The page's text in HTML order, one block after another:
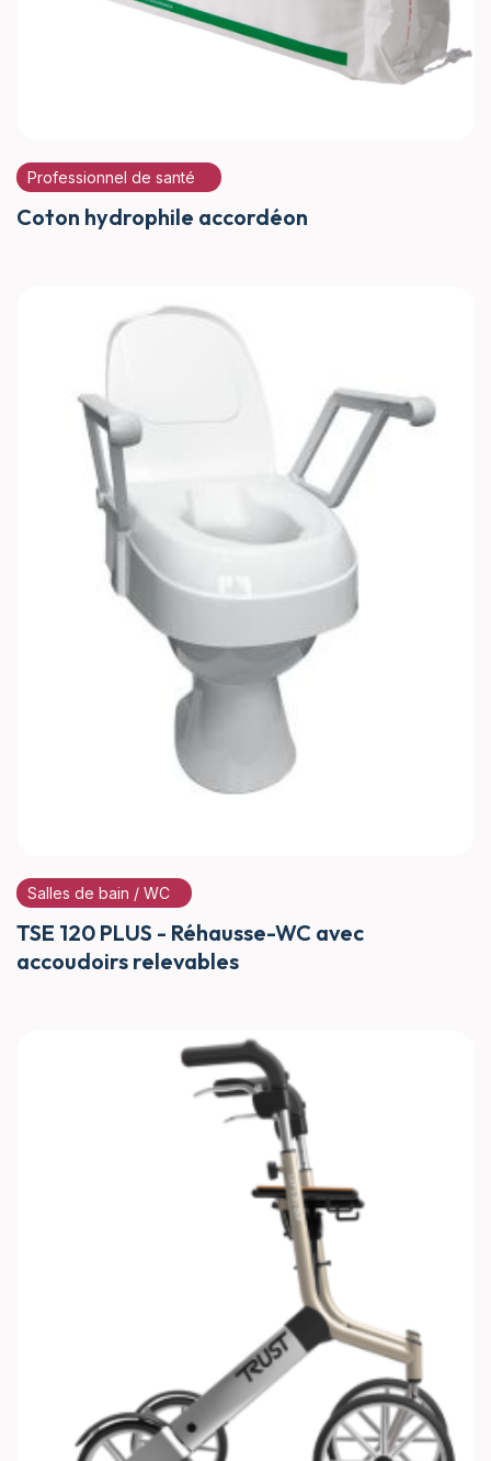
Professionnel de santé
Coton hydrophile accordéon
Salles de bain / WC
TSE 120 PLUS - Réhausse-WC avec
accoudoirs relevables